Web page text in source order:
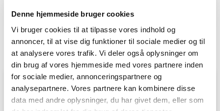
Denne hjemmeside bruger cookies
Vi bruger cookies til at tilpasse vores indhold og
annoncer, til at vise dig funktioner til sociale medier og til
at analysere vores trafik. Vi deler også oplysninger om
din brug af vores hjemmeside med vores partnere inden
for sociale medier, annonceringspartnere og
analysepartnere. Vores partnere kan kombinere disse
data med andre oplysninger, du har givet dem, eller som
yderligere.
LÆS MERE